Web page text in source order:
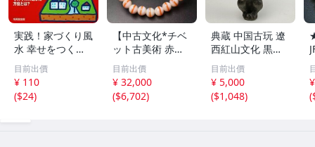
実践！家づくり風
水 幸せをつくる
家とインテリア/
浅野八郎(著者)
目前出價
¥ 110
($24)
【中古文化*チベ
ット古美術 赤縞
天眼瑪瑙丸珠 天
地天珠組み合わせ
ブレスレット 縞
瑪瑙 古玩 アンテ
目前出價
¥ 32,000
($6,702)
典蔵 中国古玩 遼
西紅山文化 黒曜
石 黒皮玉 太陽神
祈祷像 唐物 骨董
品 古美術 古玉 彫
刻 時代物 魔除け
目前出價
¥ 5,000
($1,048)
(